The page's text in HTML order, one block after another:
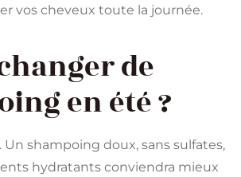
vos cheveux toute la journée.
de
en été ?
Un shampoing doux, sans sulfates,
hydratants conviendra mieux